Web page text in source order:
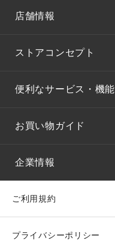
店舗情報
ストアコンセプト
便利なサービス・機能
お買い物ガイド
企業情報
ご利用規約
プライバシーポリシー